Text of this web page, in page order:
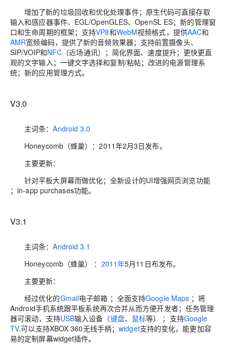
增加了新的垃圾回收和优化处理事件；原生代码可直接存取
输入和感应器事件、EGL/OpenGLES、OpenSL ES；新的管理窗
口和生命周期的框架；支持VP8和WebM视频格式，提供AAC和
AMR宽频编码，提供了新的音频效果器；支持前置摄像头、
SIP/VOIP和NFC （近场通讯）；简化界面、速度提升；更快更直
观的文字输入；一键文字选择和复制/粘帖；改进的电源管理系
统；新的应用管理方式。
V3.0
主词条：Android 3.0
Honeycomb（蜂巢）：2011年2月3日发布。
主要更新：
针对平板大屏幕而做优化；全新设计的UI增强网页浏览功能
；in-app purchases功能。
V3.1
主词条：Android 3.1
Honeycomb（蜂巢） ： 2011年5月11日布发布。
主要更新：
经过优化的Gmail电子邮箱 ；全面支持Google Maps ；将
Android手机系统跟平板系统再次合并从而方便开发者；任务管理
器可滚动，支持USB输入设备（键盘、 鼠标等） ；支持Google
TV.可以支持XBOX 360无线手柄；widget支持的变化，能更加容
易的定制屏幕widget插件。